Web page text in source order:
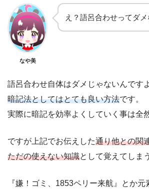
なや美
え？語呂合わせってダメ
語呂合わせ自体はダメじゃないんです
暗記法としてはとても良い方法です。
実際に暗記を効率よくしていく事は全
ですが上記でお伝えした通り他との関
ただの使えない知識として覚えてしま
『嫌！ゴミ、1853ペリー来航』とか